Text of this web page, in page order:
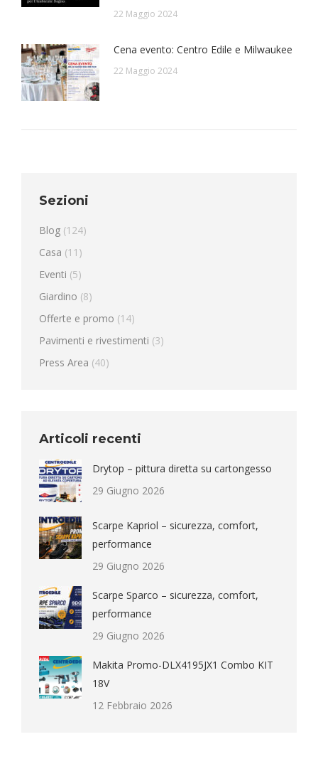
22 Maggio 2024
Cena evento: Centro Edile e Milwaukee
22 Maggio 2024
Sezioni
Blog (124)
Casa (11)
Eventi (5)
Giardino (8)
Offerte e promo (14)
Pavimenti e rivestimenti (3)
Press Area (40)
Articoli recenti
Drytop – pittura diretta su cartongesso
29 Giugno 2026
Scarpe Kapriol – sicurezza, comfort,
performance
29 Giugno 2026
Scarpe Sparco – sicurezza, comfort,
performance
29 Giugno 2026
Makita Promo-DLX4195JX1 Combo KIT
18V
12 Febbraio 2026